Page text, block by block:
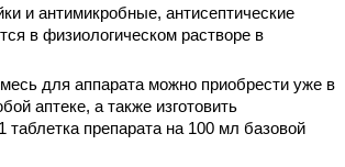
и антимикробные, антисептические
в физиологическом растворе в
для аппарата можно приобрести уже в
аптеке, а также изготовить
таблетка препарата на 100 мл базовой